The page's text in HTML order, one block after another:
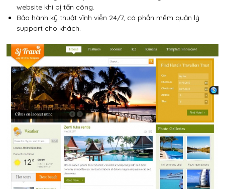
website khi bị tấn công.
Bảo hành kỹ thuật vĩnh viễn 24/7, có phần mềm quản lý
support cho khách.